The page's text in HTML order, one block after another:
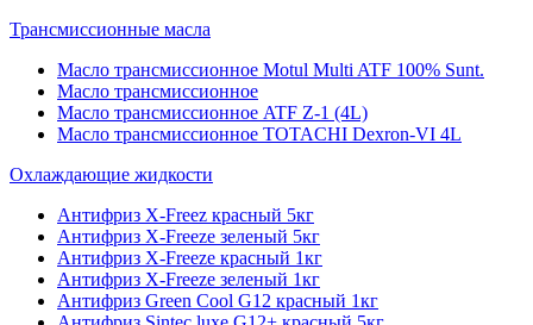
Трансмиссионные масла
Масло трансмиссионное Motul Multi ATF 100% Sunt.
Масло трансмиссионное
Масло трансмиссионное ATF Z-1 (4L)
Масло трансмиссионное TOTACHI Dexron-VI 4L
Охлаждающие жидкости
Антифриз X-Freez красный 5кг
Антифриз X-Freeze зеленый 5кг
Антифриз X-Freeze красный 1кг
Антифриз X-Freeze зеленый 1кг
Антифриз Green Cool G12 красный 1кг